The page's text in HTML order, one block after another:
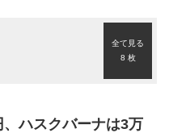
全て見る
8 枚
ハスクバーナは3万